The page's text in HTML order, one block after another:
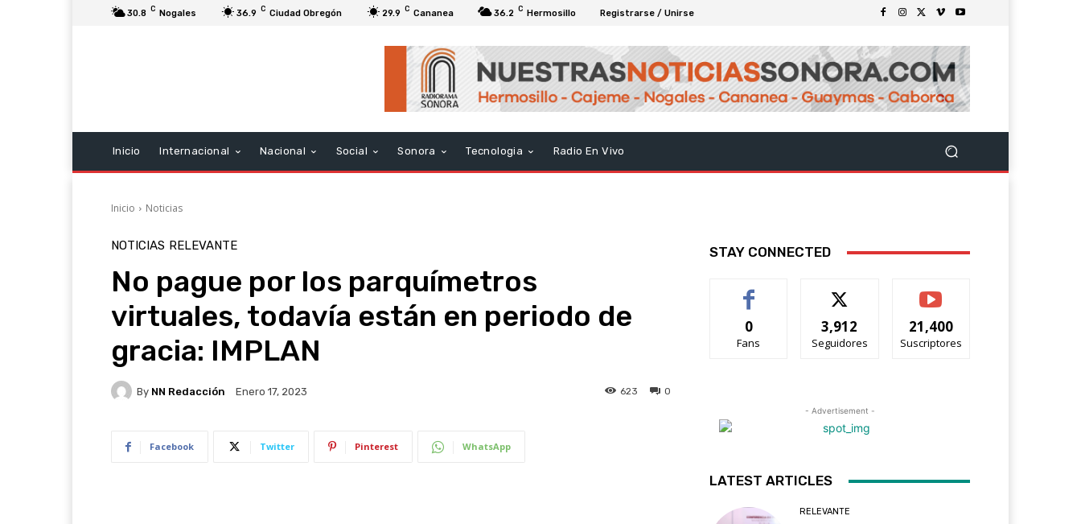
30.8 C Nogales 36.9 C Ciudad Obregón 29.9 C Cananea 36.2 C Hermosillo Registrarse / Unirse
Inicio Internacional Nacional Social Sonora Tecnologia Radio En Vivo
Inicio Noticias
NOTICIAS RELEVANTE
No pague por los parquímetros
virtuales, todavía están en periodo de
gracia: IMPLAN
By NN Redacción Enero 17, 2023 0
623
Facebook Twitter Pinterest WhatsApp
STAY CONNECTED
0
Fans
3,912
Seguidores
21,400
Suscriptores
- Advertisement -
LATEST ARTICLES
RELEVANTE